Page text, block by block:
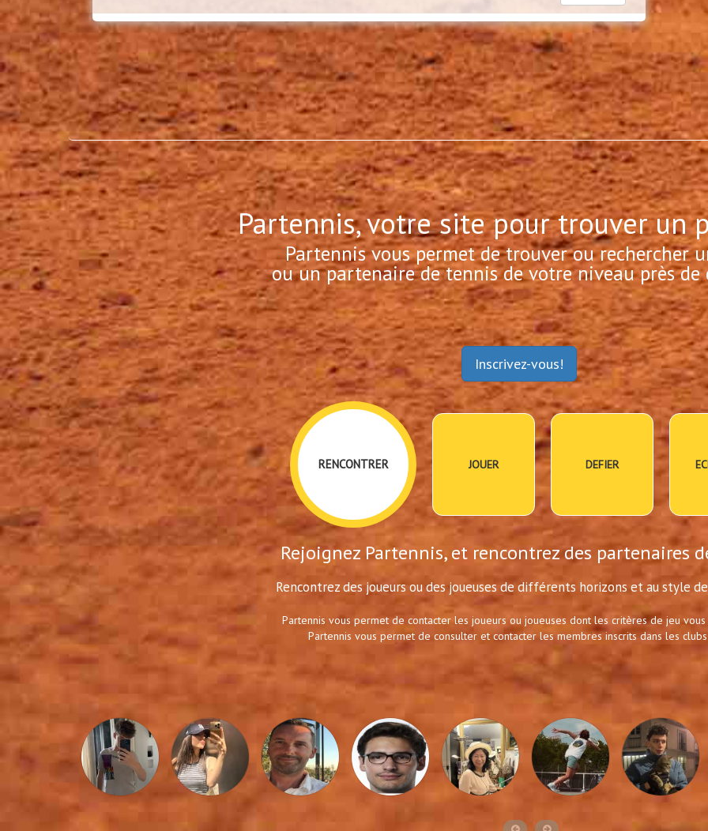
Partennis, votre site pour trouver un
Partennis vous permet de trouver ou rechercher
ou un partenaire de tennis de votre niveau près de
Inscrivez-vous!
RENCONTRER JOUER DEFIER
Rejoignez Partennis, et rencontrez des partenaires
Rencontrez des joueurs ou des joueuses de différents horizons et au style
Partennis vous permet de contacter les joueurs ou joueuses dont les critères de jeu
Partennis vous permet de consulter et contacter les membres inscrits dans les